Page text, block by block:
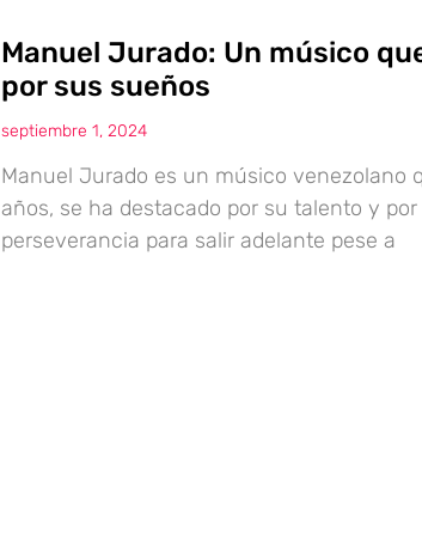
Manuel Jurado: Un músico
por sus sueños
septiembre 1, 2024
Manuel Jurado es un músico venezolano
años, se ha destacado por su talento y por
perseverancia para salir adelante pese a